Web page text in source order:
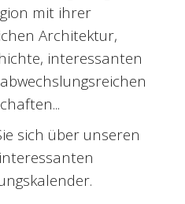
mit ihrer
Architektur,
interessanten
sich über unseren